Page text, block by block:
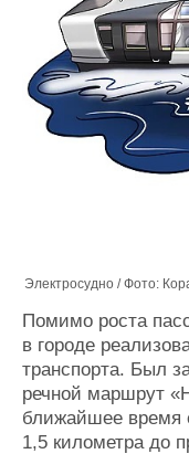
Электросудно / Фото:
Помимо роста
в городе
транспорта. Был
речной маршрут
ближайшее время
1,5 километра до